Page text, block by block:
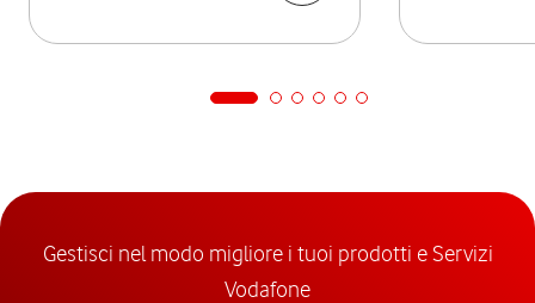
Gestisci nel modo migliore i tuoi prodotti e Servizi
Vodafone